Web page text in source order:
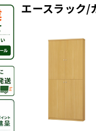
エースラック